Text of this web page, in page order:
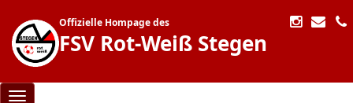
Offizielle Hompage des
FSV Rot-Weiß Stegen
Toggle navigation